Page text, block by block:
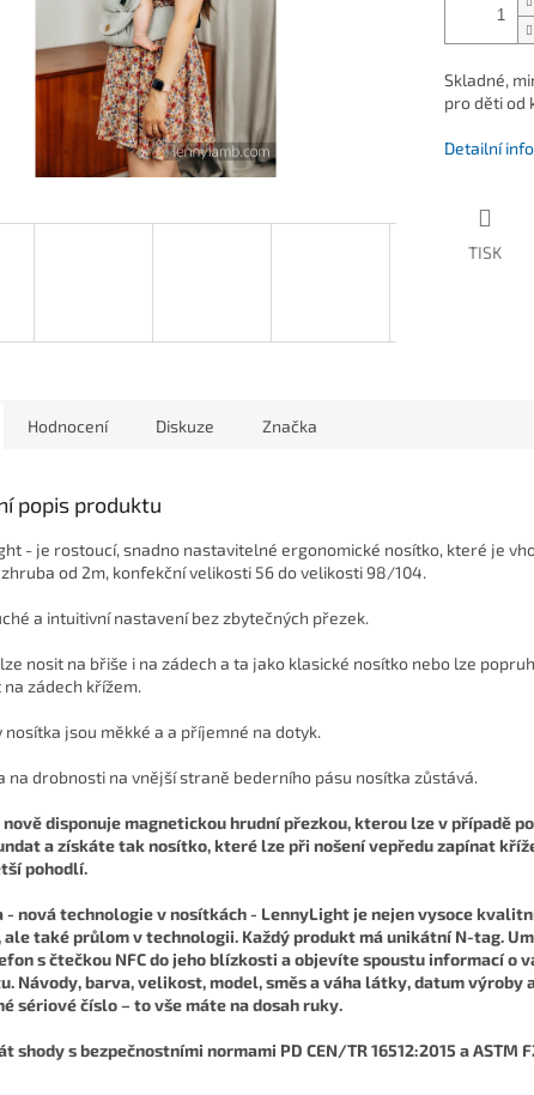
Skladné,
pro děti od
Detailní
TISK
Hodnocení Diskuze Značka
popis produktu
- je rostoucí, snadno nastavitelné ergonomické nosítko, které je
od 2m, konfekční velikosti 56 do velikosti 98/104.
a intuitivní nastavení bez zbytečných přezek.
nosit na břiše i na zádech a ta jako klasické nosítko nebo lze
zádech křížem.
nosítka jsou měkké a a příjemné na dotyk.
na drobnosti na vnější straně bederního pásu nosítka zůstává.
disponuje magnetickou hrudní přezkou, kterou lze v případě
a získáte tak nosítko, které lze při nošení vepředu zapínat
pohodlí.
- nová technologie v nosítkách - LennyLight je nejen vysoce
ale také průlom v technologii. Každý produkt má unikátní N-tag.
s čtečkou NFC do jeho blízkosti a objevíte spoustu informací o
Návody, barva, velikost, model, směs a váha látky, datum výroby
sériové číslo – to vše máte na dosah ruky.
shody s bezpečnostními normami PD CEN/TR 16512:2015 a ASTM